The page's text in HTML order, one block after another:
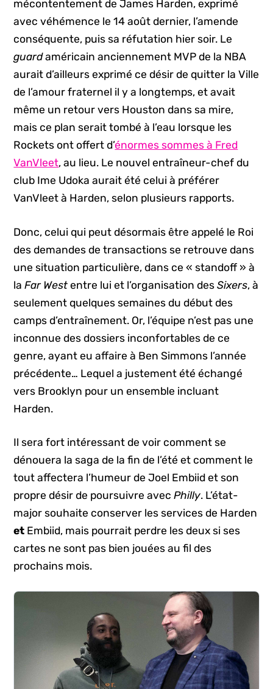
mécontentement de James Harden, exprimé
avec véhémence le 14 août dernier, l’amende
conséquente, puis sa réfutation hier soir. Le
guardaméricain anciennement MVP de la NBA
aurait d’ailleurs exprimé ce désir de quitter la Ville
de l’amour fraternel il y a longtemps, et avait
même un retour vers Houston dans sa mire,
mais ce plan serait tombé à l’eau lorsque les
Rockets ont offert d’énormes sommes à Fred
VanVleet, au lieu. Le nouvel entraîneur-chef du
club Ime Udoka aurait été celui à préférer
VanVleet à Harden, selon plusieurs rapports.
Donc, celui qui peut désormais être appelé le Roi
des demandes de transactions se retrouve dans
une situation particulière, dans ce « standoff » à
laFar West entre lui et l’organisation desSixers, à
seulement quelques semaines du début des
camps d’entraînement. Or, l’équipe n’est pas une
inconnue des dossiers inconfortables de ce
genre, ayant eu affaire à Ben Simmons l’année
précédente… Lequel a justement été échangé
vers Brooklyn pour un ensemble incluant
Harden.
Il sera fort intéressant de voir comment se
dénouera la saga de la fin de l’été et comment le
tout affectera l’humeur de Joel Embiid et son
propre désir de poursuivre avecPhilly. L’état-
major souhaite conserver les services de Harden
et Embiid, mais pourrait perdre les deux si ses
cartes ne sont pas bien jouées au fil des
prochains mois.